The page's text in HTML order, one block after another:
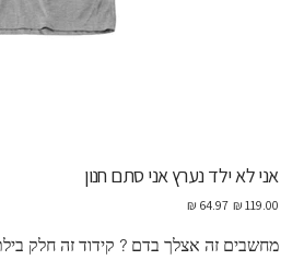
אני לא ילד נערץ אני סתם חנון
מחיר
מחיר
‏64.97 ‏₪
מחשבים זה אצלך בדם ? קידוד זה חלק